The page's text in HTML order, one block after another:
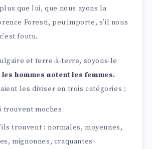
que lui, que nous ayons la
Foresti, peu importe, s’il nous
foutu.
et terre-à-terre, soyons-le
les hommes notent les femmes.
les diviser en trois catégories :
trouvent moches
trouvent : normales, moyennes,
mignonnes, craquantes-